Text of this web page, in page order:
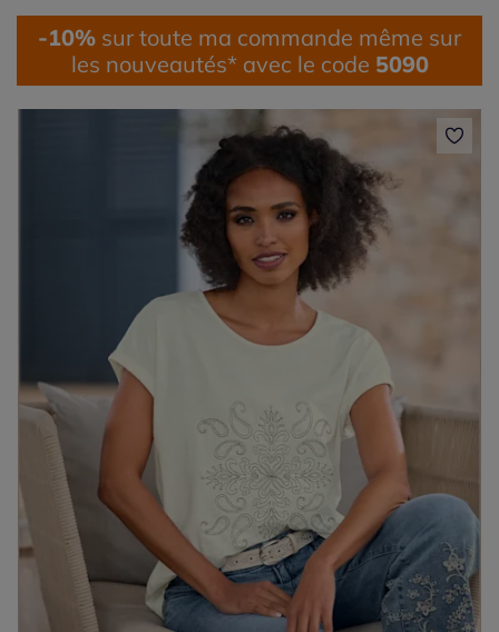
-10% sur toute ma commande même sur
les nouveautés* avec le code 5090